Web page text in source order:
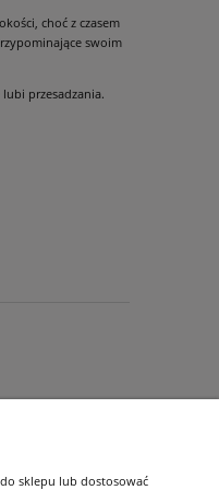
choć z czasem
swoim
przesadzania.
sklepu lub dostosować